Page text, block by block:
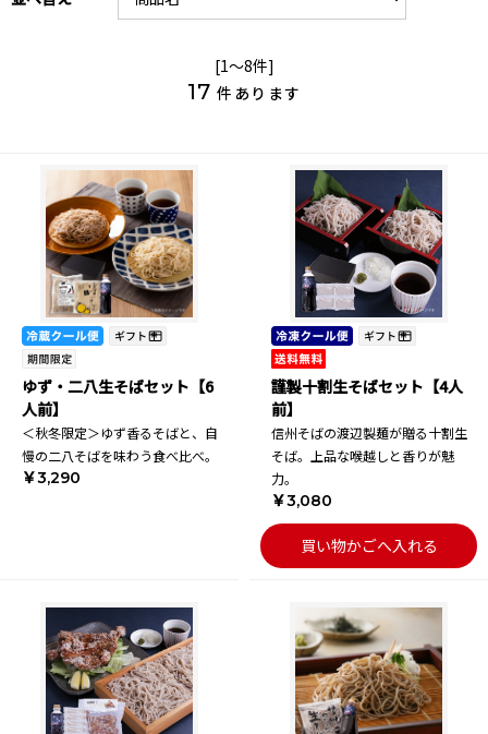
[1～8件]
17 件あります
ゆず・二八生そばセット【6
人前】
＜秋冬限定＞ゆず香るそばと、自
慢の二八そばを味わう食べ比べ。
￥3,290
謹製十割生そばセット【4人
前】
信州そばの渡辺製麺が贈る十割生
そば。上品な喉越しと香りが魅
力。
￥3,080
買い物かごへ入れる